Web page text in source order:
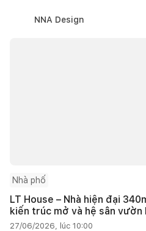
NNA Design
Nhà phố
LT House – Nhà hiện đại
kiến trúc mở và hệ sân vườn
27/06/2026, lúc 10:00